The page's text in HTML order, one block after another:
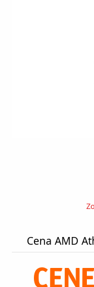
Cena AMD